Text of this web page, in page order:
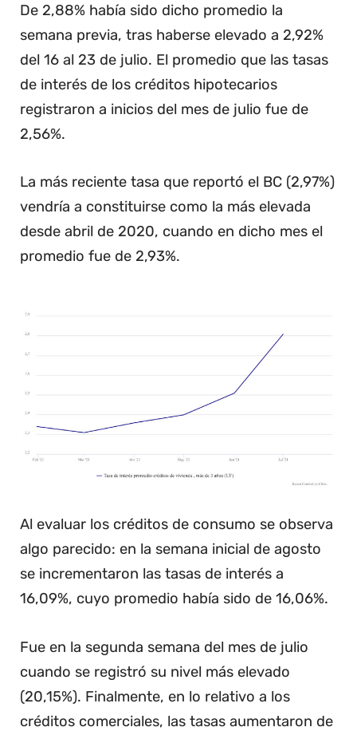
De 2,88% había sido dicho promedio la
semana previa, tras haberse elevado a 2,92%
del 16 al 23 de julio. El promedio que las tasas
de interés de los créditos hipotecarios
registraron a inicios del mes de julio fue de
2,56%.
La más reciente tasa que reportó el BC (2,97%)
vendría a constituirse como la más elevada
desde abril de 2020, cuando en dicho mes el
promedio fue de 2,93%.
Al evaluar los créditos de consumo se observa
algo parecido: en la semana inicial de agosto
se incrementaron las tasas de interés a
16,09%, cuyo promedio había sido de 16,06%.
Fue en la segunda semana del mes de julio
cuando se registró su nivel más elevado
(20,15%). Finalmente, en lo relativo a los
créditos comerciales, las tasas aumentaron de